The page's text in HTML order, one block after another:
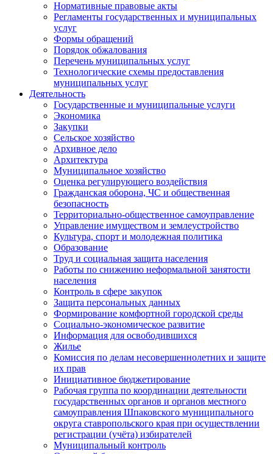
Нормативные правовые акты
Регламенты государственных и муниципальных
услуг
Формы обращений
Порядок обжалования
Перечень муниципальных услуг
Технологические схемы предоставления
муниципальных услуг
Деятельность
Государственные и муниципальные услуги
Экономика
Закупки
Сельское хозяйство
Архивное дело
Архитектура
Муниципальное хозяйство
Оценка регулирующего воздействия
Гражданская оборона, ЧС и общественная
безопасность
Территориально-общественное самоуправление
Управление имуществом и землеустройство
Культура, спорт и молодежная политика
Образование
Труд и социальная защита населения
Работы по снижению неформальной занятости
населения
Контроль в сфере закупок
Защита персональных данных
Формирование комфортной городской среды
Социально-экономическое развитие
Информация для освободившихся
Жилье
Комиссия по делам несовершеннолетних и защите
их прав
Инициативное бюджетирование
Рабочая группа по координации деятельности
государственных органов и органов местного
самоуправления Шпаковского муниципального
округа ставропольского края при осуществлении
регистрации (учёта) избирателей
Муниципальный контроль